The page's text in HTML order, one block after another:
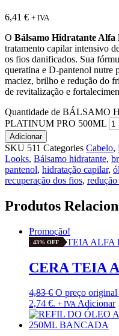
6,41 € + IVA
O Bálsamo Hidratante
tratamento capilar intensivo
os fios danificados. Sua
queratina e D-pantenol nutre
maciez, brilho e redução do
de revitalização e
Quantidade de BÁLSAMO
PLATINUM PRO 500ML
Adicionar
SKU 511 Categories Cabelo,
Looks, Bálsamo hidratante,
pantenol, hidratação capilar,
recuperação dos fios,
Produtos
Promoção!
43% OFF
CERA TEIA
4,83€ O preço original
2,74 €. + IVA Adicionar